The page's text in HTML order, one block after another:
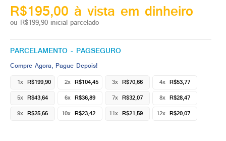
R$195,00 à vista em dinheiro
ou R$199,90 inicial parcelado
PARCELAMENTO - PAGSEGURO
Compre Agora, Pague Depois!
1x R$199,90 2x R$104,45 3x R$70,66 4x R$53,77
5x R$43,64 6x R$36,89 7x R$32,07 8x R$28,47
9x R$25,66 10x R$23,42 11x R$21,59 12x R$20,07